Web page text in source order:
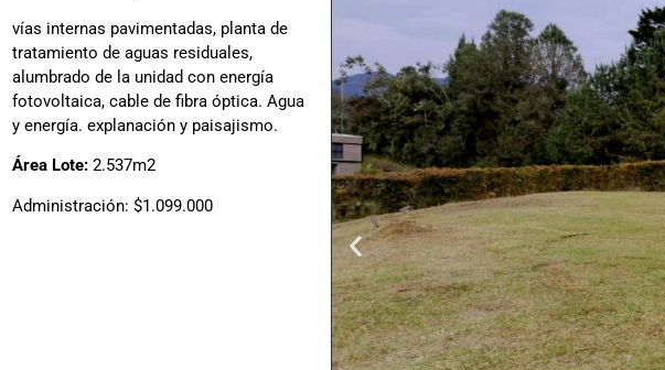
vías internas pavimentadas, planta de
tratamiento de aguas residuales,
alumbrado de la unidad con energía
fotovoltaica, cable de fibra óptica. Agua
y energía. explanación y paisajismo.
Área Lote: 2.537m2
Administración: $1.099.000